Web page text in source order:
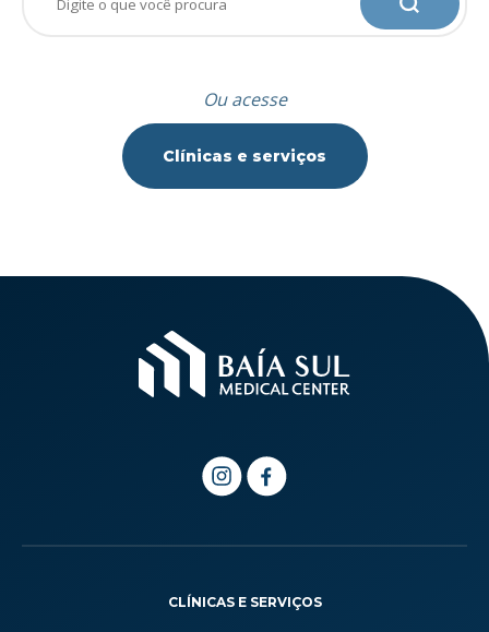
Ou acesse
Clínicas e serviços
CLÍNICAS E SERVIÇOS